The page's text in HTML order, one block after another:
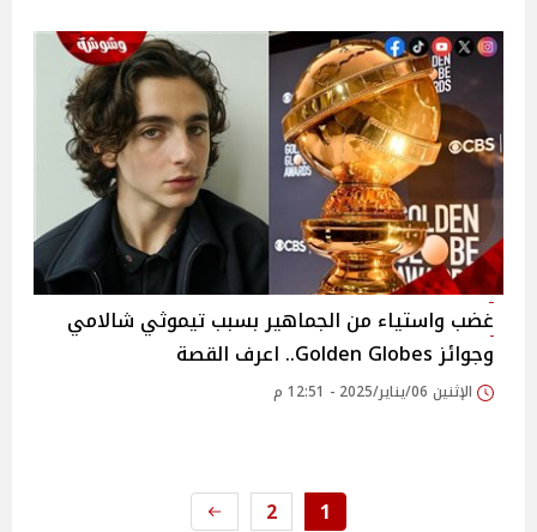
غضب واستياء من الجماهير بسبب تيموثي شالامي
وجوائز Golden Globes.. اعرف القصة
الإثنين 06/يناير/2025 - 12:51 م
1
2